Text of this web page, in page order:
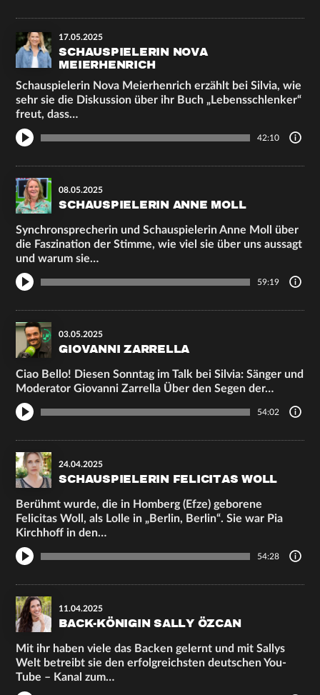
17.05.2025
SCHAUSPIELERIN NOVA
MEIERHENRICH
Schauspielerin Nova Meierhenrich erzählt bei Silvia, wie
sehr sie die Diskussion über ihr Buch „Lebensschlenker“
freut, dass…
42:10
08.05.2025
SCHAUSPIELERIN ANNE MOLL
Synchronsprecherin und Schauspielerin Anne Moll über
die Faszination der Stimme, wie viel sie über uns aussagt
und warum sie…
59:19
03.05.2025
GIOVANNI ZARRELLA
Ciao Bello! Diesen Sonntag im Talk bei Silvia: Sänger und
Moderator Giovanni Zarrella Über den Segen der…
54:02
24.04.2025
SCHAUSPIELERIN FELICITAS WOLL
Berühmt wurde, die in Homberg (Efze) geborene
Felicitas Woll, als Lolle in „Berlin, Berlin“. Sie war Pia
Kirchhoff in den…
54:28
11.04.2025
BACK-KÖNIGIN SALLY ÖZCAN
Mit ihr haben viele das Backen gelernt und mit Sallys
Welt betreibt sie den erfolgreichsten deutschen You-
Tube – Kanal zum…